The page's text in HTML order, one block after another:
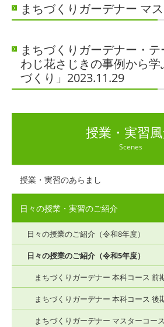
まちづくりガーデナー マ
まちづくりガーデナー・
わじ花さじきの事例から
づくり」2023.11.29
授業・実習
Scenes
授業・実習のあらまし
日々の授業・実習のご紹介
日々の授業のご紹介（令和8年度）
日々の授業のご紹介（令和5年度）
まちづくりガーデナー 本科コース 前
まちづくりガーデナー 本科コース 後
まちづくりガーデナー マスターコー